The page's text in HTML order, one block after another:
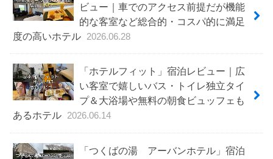
ビュー｜車でのアクセス前提だが機能
的な客室など総合的・コスパ的に満足
度の高いホテル
2026.06.28
「ホテルフィット」宿泊レビュー｜広
い客室で嬉しいバス・トイレ独立タイ
プ＆大浴場や無料の朝食ビュッフェも
あるホテル
2026.06.14
「つくばの湯 アーバンホテル」宿泊